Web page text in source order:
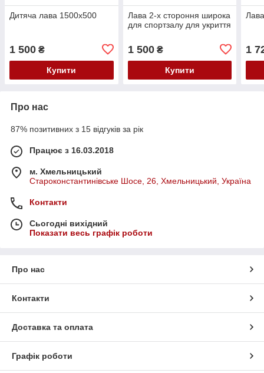
Дитяча лава 1500х500
1 500 ₴
Купити
Лава 2-х стороння широка
для спортзалу для укриття
1 500₴
Купити
1
Про нас
87% позитивних з 15 відгуків за рік
Працює з 16.03.2018
м. Хмельницький
Староконстантинівське Шосе, 26, Хмельницький, Україна
Контакти
Сьогодні вихідний
Показати весь графік роботи
Про нас
Контакти
Доставка та оплата
Графік роботи